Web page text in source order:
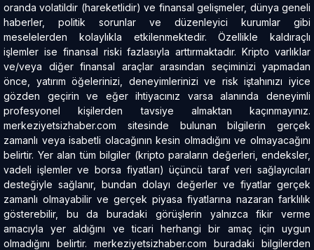
oranda volatildir (hareketlidir) ve finansal gelişmeler, dünya geneli
haberler, politik sorunlar ve düzenleyici kurumlar gibi
meselelerden kolaylıkla etkilenmektedir. Özellikle kaldıraçlı
işlemler ise finansal riski fazlasıyla arttırmaktadır. Kripto varlıklar
ve/veya diğer finansal araçlar arasından seçiminizi yapmadan
önce, yatırım öğelerinizi, deneyimlerinizi ve risk iştahınızı iyice
gözden geçirin ve eğer ihtiyacınız varsa alanında deneyimli
profesyonel kişilerden tavsiye almaktan kaçınmayınız.
merkeziyetsizhaber.com sitesinde bulunan bilgilerin gerçek
zamanlı veya isabetli olacağının kesin olmadığını ve olmayacağını
belirtir. Yer alan tüm bilgiler (kripto paraların değerleri, endeksler,
vadeli işlemler ve borsa fiyatları) üçüncü taraf veri sağlayıcıları
desteğiyle sağlanır, bundan dolayı değerler ve fiyatlar gerçek
zamanlı olmayabilir ve gerçek piyasa fiyatlarına nazaran farklılık
gösterebilir, bu da buradaki görüşlerin yalnızca fikir verme
amacıyla yer aldığını ve ticari herhangi bir amaç için uygun
olmadığını belirtir. merkeziyetsizhaber.com buradaki bilgilerden